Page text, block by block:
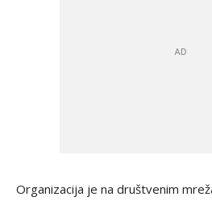
Organizacija je na društvenim